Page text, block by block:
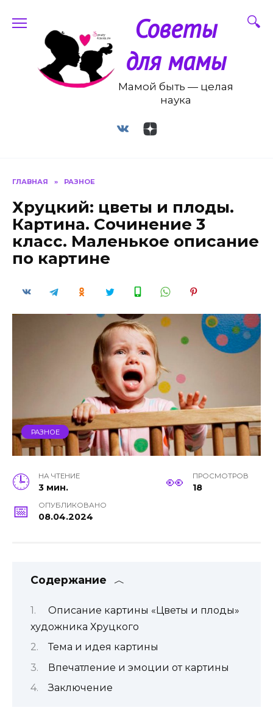
содержанию
Советы
для мамы
Мамой быть — целая
наука
ГЛАВНАЯ » РАЗНОЕ
Хруцкий: цветы и плоды.
Картина. Сочинение 3
класс. Маленькое описание
по картине
РАЗНОЕ
НА ЧТЕНИЕ
3 мин.
ПРОСМОТРОВ
18
ОПУБЛИКОВАНО
08.04.2024
Содержание
Описание картины «Цветы и плоды»
художника Хруцкого
Тема и идея картины
Впечатление и эмоции от картины
Заключение